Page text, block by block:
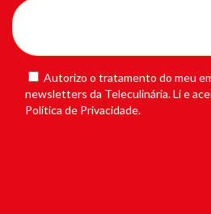
Autorizo o tratamento do meu
newsletters da Teleculinária. Li e
Política de Privacidade.